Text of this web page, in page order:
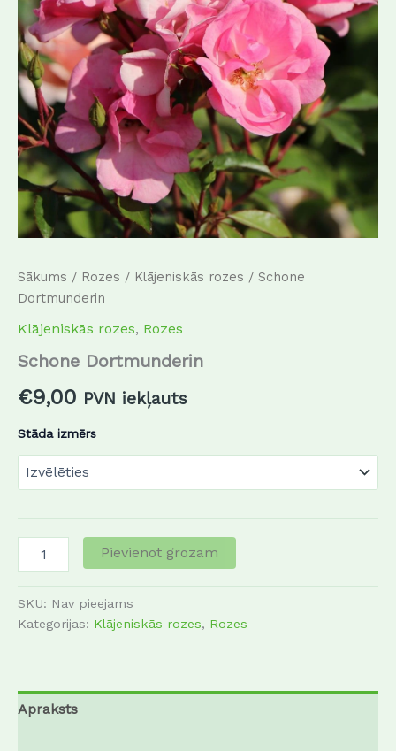
Sākums / Rozes / Klājeniskās rozes / Schone
Dortmunderin
Klājeniskās rozes, Rozes
Schone Dortmunderin
€9,00 PVN iekļauts
Stāda izmērs
Pievienot grozam
SKU: Nav pieejams
Kategorijas: Klājeniskās rozes, Rozes
Apraksts